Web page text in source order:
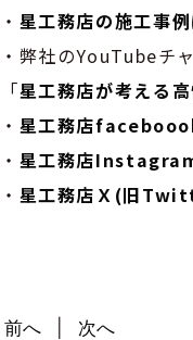
・ 星工務店の施工事
・弊社のYouTubeチ
「星工務店が考える
・ 星工務店
・ 星工務店
・ 星工務店Ｘ(旧
前へ 次へ